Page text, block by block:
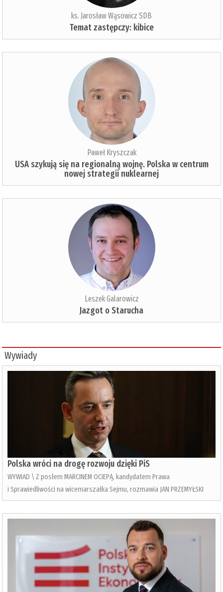
ks. Jarosław Wąsowicz SDB
Temat zastępczy: kibice
Paweł Kryszczak
USA szykują się na regionalną wojnę. Polska w centrum
nowej strategii nuklearnej
Leszek Galarowicz
Jazgot o Starucha
Wywiady
Polska wróci na drogę rozwoju dzięki PiS
WYWIAD \ Z posłem MARCINEM OCIEPĄ, kandydatem Prawa
i Sprawiedliwości na wicemarszałka Sejmu, rozmawia JAN PRZEMYŁSKI